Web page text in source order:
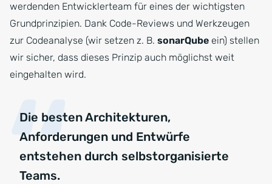
werdenden Entwicklerteam für eines der wichtigsten
Grundprinzipien. Dank Code-Reviews und Werkzeugen
zur Codeanalyse (wir setzen z. B. sonarQube ein) stellen
wir sicher, dass dieses Prinzip auch möglichst weit
eingehalten wird.
Die besten Architekturen,
Anforderungen und Entwürfe
entstehen durch selbstorganisierte
Teams.